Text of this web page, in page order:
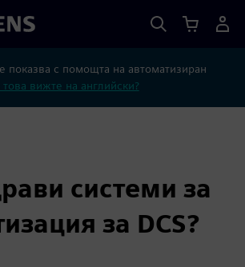
показва с помощта на автоматизиран
вижте на английски?
системи за
за DCS?